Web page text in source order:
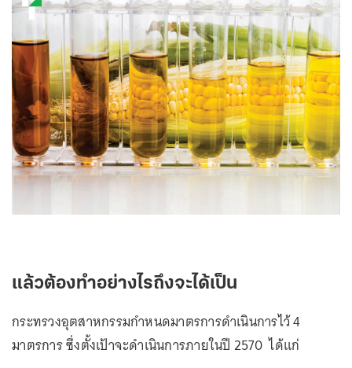
แล้วต้องทำอย่างไรถึงจะได้เป็น
กระทรวงอุตสาหกรรมกำหนดมาตรการดำเนินการไว้ 4
มาตรการ ซึ่งตั้งเป้าจะดำเนินการภายในปี 2570 ได้แก่